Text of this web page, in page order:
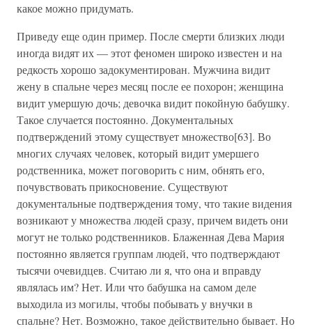
какое можно придумать.
Приведу еще один пример. После смерти близких люди
иногда видят их — этот феномен широко известен и на
редкость хорошо задокументирован. Мужчина видит
жену в спальне через месяц после ее похорон; женщина
видит умершую дочь; девочка видит покойную бабушку.
Такое случается постоянно. Документальных
подтверждений этому существует множество[63]. Во
многих случаях человек, который видит умершего
родственника, может поговорить с ним, обнять его,
почувствовать прикосновение. Существуют
документальные подтверждения тому, что такие видения
возникают у множества людей сразу, причем видеть они
могут не только родственников. Блаженная Дева Мария
постоянно является группам людей, что подтверждают
тысячи очевидцев. Считаю ли я, что она и вправду
являлась им? Нет. Или что бабушка на самом деле
выходила из могилы, чтобы побывать у внучки в
спальне? Нет. Возможно, такое действительно бывает. Но